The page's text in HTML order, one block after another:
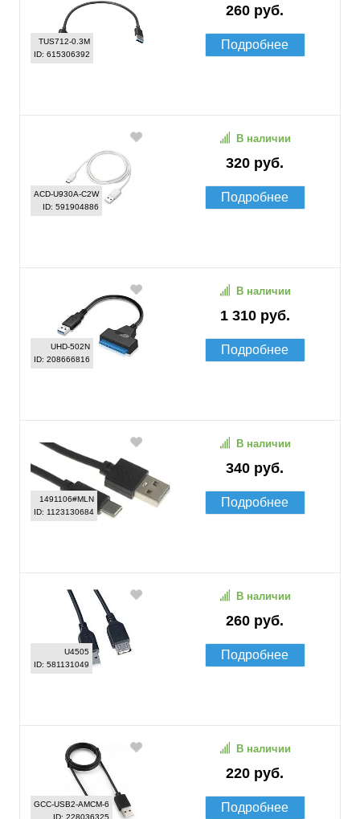
TUS712-0.3M
ID: 615306392
260 руб.
Подробнее
ACD-U930A-C2W
ID: 591904886
320 руб.
В наличии
Подробнее
UHD-502N
ID: 208666816
1 310 руб.
В наличии
Подробнее
1491106#MLN
ID: 1123130684
340 руб.
В наличии
Подробнее
U4505
ID: 581131049
260 руб.
В наличии
Подробнее
GCC-USB2-AMCM-6
ID: 228036325
220 руб.
В наличии
Подробнее